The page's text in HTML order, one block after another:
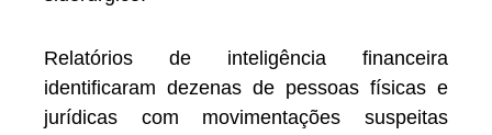
Relatórios de inteligência financeira
identificaram dezenas de pessoas físicas e
jurídicas com movimentações suspeitas